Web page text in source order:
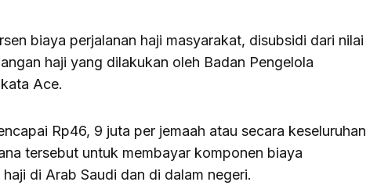
biaya perjalanan haji masyarakat, disubsidi dari nilai
haji yang dilakukan oleh Badan Pengelola
Ace.
Rp46, 9 juta per jemaah atau secara keseluruhan
tersebut untuk membayar komponen biaya
di Arab Saudi dan di dalam negeri.